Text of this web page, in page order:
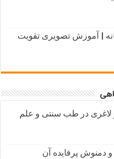
| آموزش تصویری تقویت
لاغری در طب سنتی و علم
دمنوش پرفایده آن